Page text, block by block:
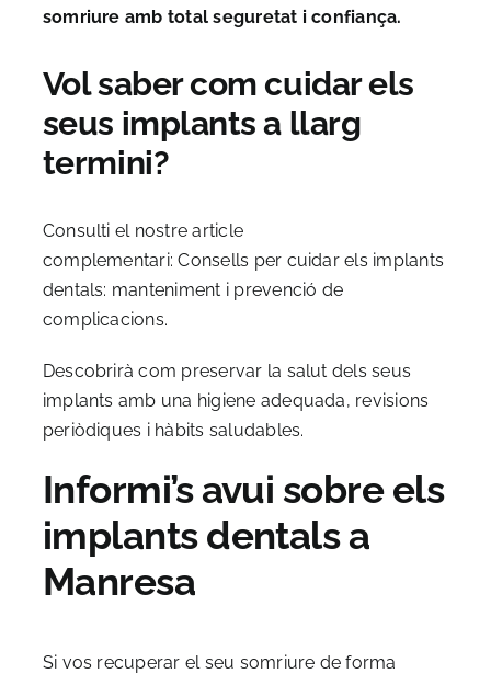
somriure amb total seguretat i confiança.
Vol saber com cuidar els
seus implants a llarg
termini?
Consulti el nostre article
complementari:Consells per cuidar els implants
dentals: manteniment i prevenció de
complicacions.
Descobrirà com preservar la salut dels seus
implants amb una higiene adequada, revisions
periòdiques i hàbits saludables.
Informi’s avui sobre els
implants dentals a
Manresa
Si vos recuperar el seu somriure de forma